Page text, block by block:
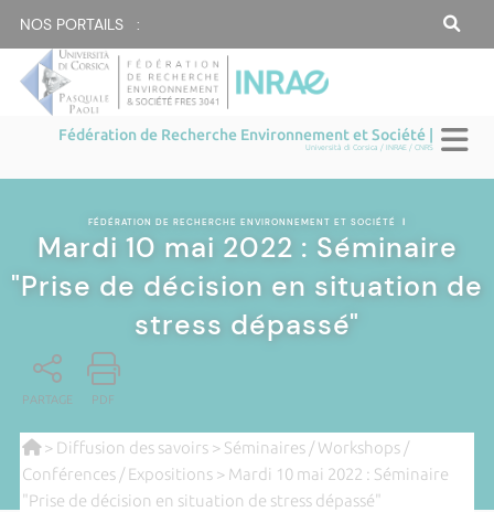
NOS PORTAILS :
Fédération de Recherche Environnement et Société |
Università di Corsica / INRAE / CNRS
FÉDÉRATION DE RECHERCHE ENVIRONNEMENT ET SOCIÉTÉ |
Mardi 10 mai 2022 : Séminaire
"Prise de décision en situation de
stress dépassé"
PARTAGE PDF
> Diffusion des savoirs> Séminaires / Workshops /
Conférences / Expositions> Mardi 10 mai 2022 : Séminaire
"Prise de décision en situation de stress dépassé"